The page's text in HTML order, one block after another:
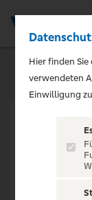
Hier finden
verwendeten
Einwilligung